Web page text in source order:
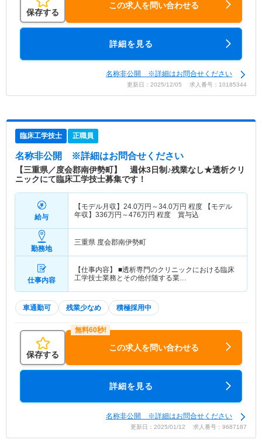
保存する
この求人を問い合わせる
詳細を見る
名称非公開 ※詳細はお問合せください
更新日：2025/12/05 求人番号：10185344
臨床工学技士 正職員
名称非公開 ※詳細はお問合せください
【三重県／度会郡南伊勢町】 週休3日制♪残業なし★透析クリ
ニックにて臨床工学技士募集です！
給与
【モデル月収】 24.0万円～34.0万円 程度 【モデル
年収】 336万円～476万円 程度 賞与込
勤務地
三重県 度会郡南伊勢町
仕事内容
【仕事内容】 ■透析専門のクリニックにおける臨床
工学技士業務とその他付随する業…
車通勤可 残業少なめ 積極採用中
保存する
この求人を問い合わせる
詳細を見る
名称非公開 ※詳細はお問合せください
更新日：2025/01/12 求人番号：9687187